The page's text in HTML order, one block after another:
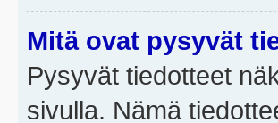
Mitä ovat pysyvät
Pysyvät tiedotteet
sivulla. Nämä